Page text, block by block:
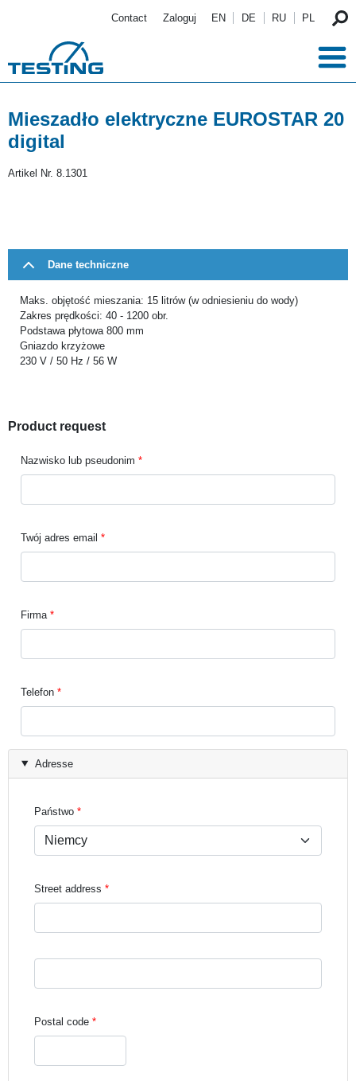
Contact Zaloguj EN DE RU PL
Mieszadło elektryczne EUROSTAR 20
digital
Artikel Nr. 8.1301
Dane techniczne
Maks. objętość mieszania: 15 litrów (w odniesieniu do wody)
Zakres prędkości: 40 - 1200 obr.
Podstawa płytowa 800 mm
Gniazdo krzyżowe
230 V / 50 Hz / 56 W
Product request
Nazwisko lub pseudonim
Twój adres email
Firma
Telefon
Adresse
Państwo
Street address
Street address line 3
Postal code